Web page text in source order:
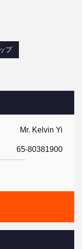
Mr. Kelvin Yi
65-80381900
プ